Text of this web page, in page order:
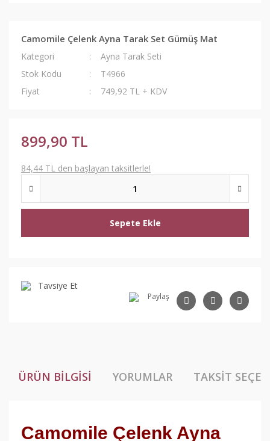
Camomile Çelenk Ayna Tarak Set Gümüş Mat
Kategori
Ayna Tarak Seti
Stok Kodu
T4966
Fiyat
749,92 TL + KDV
899,90 TL
84,44 TL den başlayan taksitlerle!
Sepete Ekle
Tavsiye Et
Paylaş
ÜRÜN BILGISI YORUMLAR TAKSIT
Camomile Çelenk Ayna